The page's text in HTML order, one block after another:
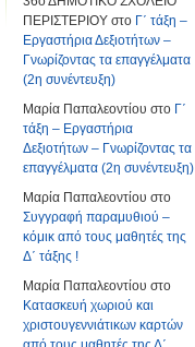
ΠΕΡΙΣΤΕΡΙΟΥ στο Γ΄ τάξη –
Εργαστήρια Δεξιοτήτων –
Γνωρίζοντας τα επαγγέλματα
(2η συνέντευξη)
Μαρία Παπαλεοντίου στο Γ΄
τάξη – Εργαστήρια
Δεξιοτήτων – Γνωρίζοντας τα
επαγγέλματα (2η συνέντευξη)
Μαρία Παπαλεοντίου στο
Συγγραφή παραμυθιού –
κόμικ από τους μαθητές της
Δ΄ τάξης !
Μαρία Παπαλεοντίου στο
Κατασκευή χωριού και
χριστουγεννιάτικων καρτών